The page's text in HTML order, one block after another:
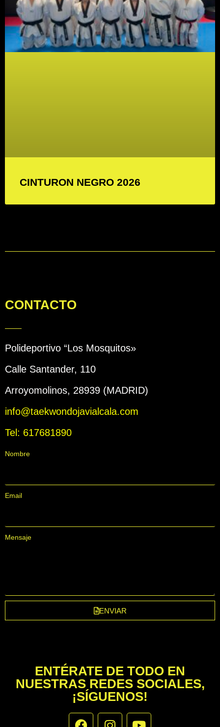
CINTURON NEGRO 2026
CONTACTO
Polideportivo “Los Mosquitos»
Calle Santander, 110
Arroyomolinos, 28939 (MADRID)
info@taekwondojavialcala.com
Tel: 617681890
Nombre
Email
Mensaje
ENVIAR
ENTÉRATE DE TODO EN
NUESTRAS REDES SOCIALES,
¡SÍGUENOS!